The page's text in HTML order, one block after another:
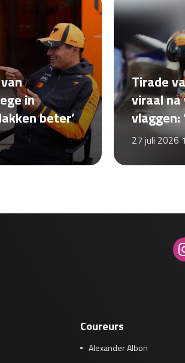
in
beter’
Tirade
viraal
vlaggen:
27 juli 2026
Coureurs
Alexander Albon